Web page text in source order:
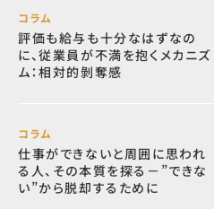
コラム
評価も給与も十分なはずなの
に、従業員が不満を抱くメカニズ
ム：相対的剝奪感
コラム
仕事ができないと周囲に思われ
る人、その本質を探る－”できな
い”から脱却するために